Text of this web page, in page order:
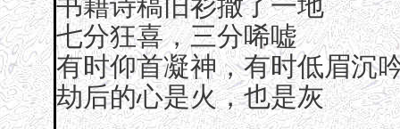
七分狂喜，三分唏嘘
有时仰首凝神，有时低眉沉
劫后的心是火，也是灰